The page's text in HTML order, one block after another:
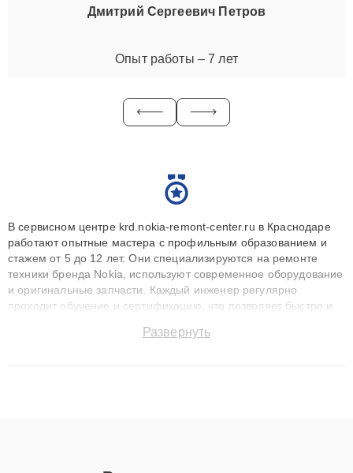
Дмитрий Сергеевич Петров
Опыт работы – 7 лет
В сервисном центре krd.nokia-remont-center.ru в Краснодаре
работают опытные мастера с профильным образованием и
стажем от 5 до 12 лет. Они специализируются на ремонте
техники бренда Nokia, используют современное оборудование
и оригинальные запчасти. Каждый инженер регулярно
проходит обучение и сертификацию, что позволяет быстро и
сохранением гарантии до 3 лет. Наши мастера решают
Развернуть